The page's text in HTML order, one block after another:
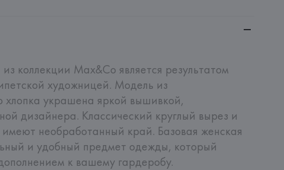
коллекции Max&Co является результатом
художницей. Модель из
хлопка украшена яркой вышивкой,
дизайнера. Классический круглый вырез и
необработанный край. Базовая женская
и удобный предмет одежды, который
к вашему гардеробу.